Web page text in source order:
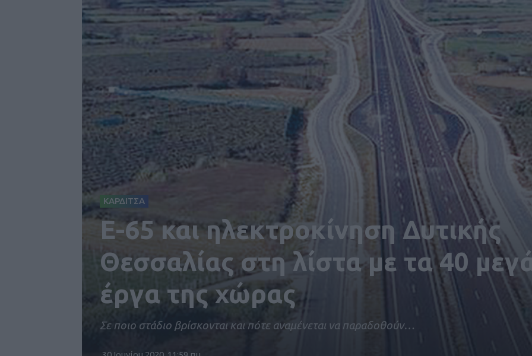
ΑΓΩΝ
ΚΑΡΔΙΤΣΑ
Ε-65 και ηλεκτροκίνηση Δυτικής
Θεσσαλίας στη λίστα με τα 40
έργα της χώρας
Σε ποιο στάδιο βρίσκονται και πότε αναμένεται να παραδοθούν…